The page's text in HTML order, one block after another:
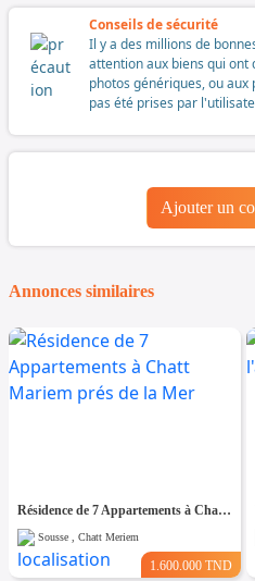
Conseils de sécurité
Il y a des millions de
attention aux biens qui ont
photos génériques, ou
pas été prises par
Ajouter un
Annonces similaires
Résidence de 7 Appartements à Chatt Mariem prés de la Mer
Sousse , Chatt Meriem
1.600.000 TND